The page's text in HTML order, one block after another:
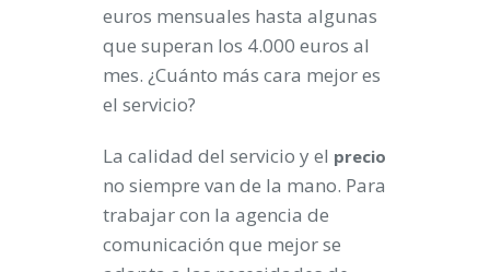
euros mensuales hasta algunas
que superan los 4.000 euros al
mes. ¿Cuánto más cara mejor es
el servicio?
La calidad del servicio y el precio
no siempre van de la mano. Para
trabajar con la agencia de
comunicación que mejor se